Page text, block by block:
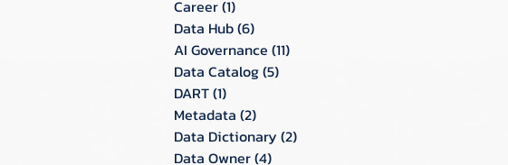
Career(1)
Data Hub(6)
AI Governance (11)
Data Catalog(5)
DART(1)
Metadata (2)
Data Dictionary (2)
Data Owner(4)